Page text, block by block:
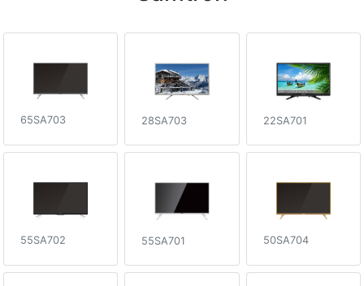
65SA703 28SA703 22SA701
55SA702 55SA701 50SA704